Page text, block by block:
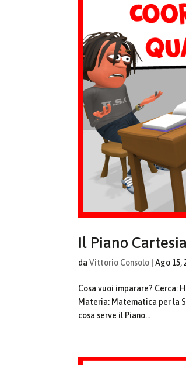
Il Piano
daVittorio Consolo |Ago 15,
Cosa vuoi imparare? Cerca:
Materia: Matematica per la
cosa serve il Piano...